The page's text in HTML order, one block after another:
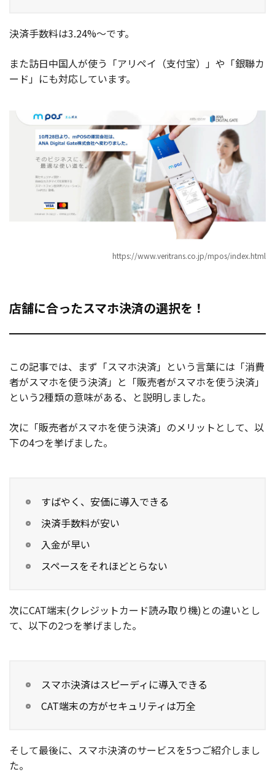
決済手数料は3.24%〜です。
また訪日中国人が使う「アリペイ（支付宝）」や「銀聯カ
ード」にも対応しています。
https://www.veritrans.co.jp/mpos/index.html
店舗に合ったスマホ決済の選択を！
この記事では、まず「スマホ決済」という言葉には「消費
者がスマホを使う決済」と「販売者がスマホを使う決済」
という2種類の意味がある、と説明しました。
次に「販売者がスマホを使う決済」のメリットとして、以
下の4つを挙げました。
すばやく、安価に導入できる
決済手数料が安い
入金が早い
スペースをそれほどとらない
次にCAT端末(クレジットカード読み取り機)との違いとし
て、以下の2つを挙げました。
スマホ決済はスピーディに導入できる
CAT端末の方がセキュリティは万全
そして最後に、スマホ決済のサービスを5つご紹介しまし
た。